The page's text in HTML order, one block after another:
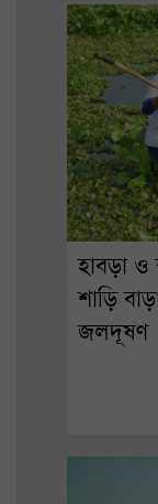
হাবড়া ও
শাড়ি
জলদূষণ